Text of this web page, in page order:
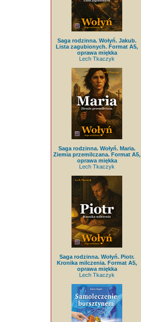
Saga rodzinna. Wołyń. Jakub.
Lista zagubionych. Format A5,
oprawa miękka
Lech Tkaczyk
Saga rodzinna. Wołyń. Maria.
Ziemia przemilczana. Format A5,
oprawa miękka
Lech Tkaczyk
Saga rodzinna. Wołyń. Piotr.
Kronika milczenia. Format A5,
oprawa miękka
Lech Tkaczyk